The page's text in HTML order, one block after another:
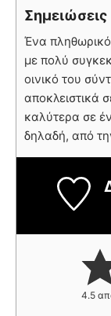
Σημειώσεις
Ένα πληθωρικό
με πολύ
οινικό του
αποκλειστικά
καλύτερα σε
δηλαδή, από
4.5